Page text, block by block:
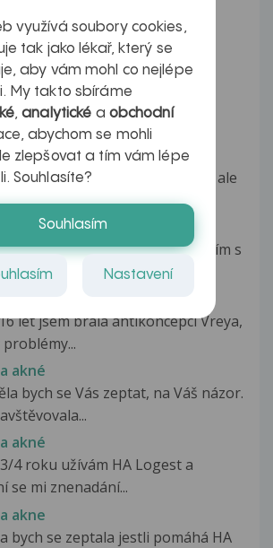
denní pauza
antikoncepci Minerva. Mám
celé platíčko...
7 denní pauza
jsem ,že některé ženy dostaly
7 denní pauzy...
akne
antikoncepční tělísko Mirenu, ale
spokojena...
akné
doktorko, již delší dobu se trápím s
akne
let jsem brala antikoncepci Vreya,
akné
bych se Vás zeptat, na Váš názor.
akné
4 roku užívám HA Logest a
se mi znenadání...
akne
bych se zeptala jestli pomáhá HA
využívá soubory cookies,
tak jako lékař, který se
aby vám mohl co nejlépe
My takto sbíráme
,analytické a obchodní
abychom se mohli
zlepšovat a tím vám lépe
Souhlasíte?
Souhlasím
Nastavení